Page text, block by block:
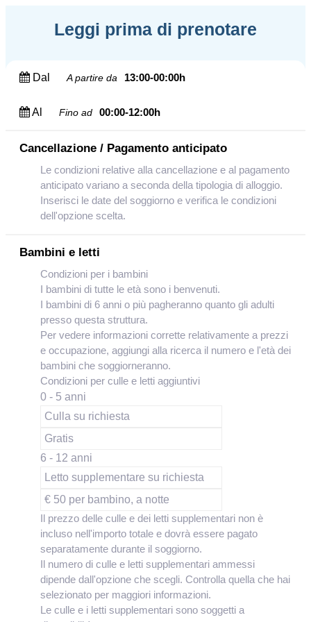
Leggi prima di prenotare
Dal A partire da 13:00-00:00h
Al Fino ad 00:00-12:00h
Cancellazione / Pagamento anticipato
Le condizioni relative alla cancellazione e al pagamento
anticipato variano a seconda della tipologia di alloggio.
Inserisci le date del soggiorno e verifica le condizioni
dell'opzione scelta.
Bambini e letti
Condizioni per i bambini
I bambini di tutte le età sono i benvenuti.
I bambini di 6 anni o più pagheranno quanto gli adulti
presso questa struttura.
Per vedere informazioni corrette relativamente a prezzi
e occupazione, aggiungi alla ricerca il numero e l'età dei
bambini che soggiorneranno.
Condizioni per culle e letti aggiuntivi
0 - 5 anni
Culla su richiesta
Gratis
6 - 12 anni
Letto supplementare su richiesta
€ 50 per bambino, a notte
Il prezzo delle culle e dei letti supplementari non è
incluso nell'importo totale e dovrà essere pagato
separatamente durante il soggiorno.
Il numero di culle e letti supplementari ammessi
dipende dall'opzione che scegli. Controlla quella che hai
selezionato per maggiori informazioni.
Le culle e i letti supplementari sono soggetti a